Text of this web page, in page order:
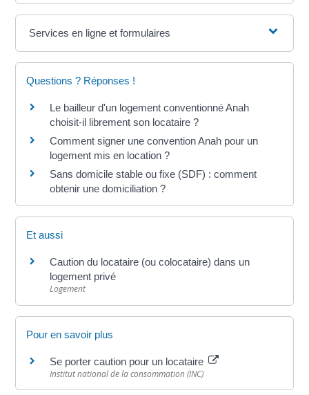
Services en ligne et formulaires
Questions ? Réponses !
Le bailleur d'un logement conventionné Anah
choisit-il librement son locataire ?
Comment signer une convention Anah pour un
logement mis en location ?
Sans domicile stable ou fixe (SDF) : comment
obtenir une domiciliation ?
Et aussi
Caution du locataire (ou colocataire) dans un
logement privé
Logement
Pour en savoir plus
Se porter caution pour un locataire
Institut national de la consommation (INC)